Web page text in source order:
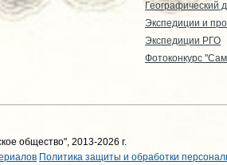
Географический
Экспедиции и
Экспедиции РГО
Фотоконкурс
общество", 2013-2026 г.
Политика защиты и обработки